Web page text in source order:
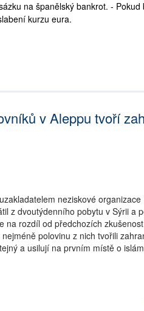
na španělský bankrot. - Pokud
kurzu eura.
v Aleppu tvoří
neziskové
z dvoutýdenního pobytu v Sýrii a
na rozdíl od předchozích
polovinu z nich tvořili
a usilují na prvním místě o